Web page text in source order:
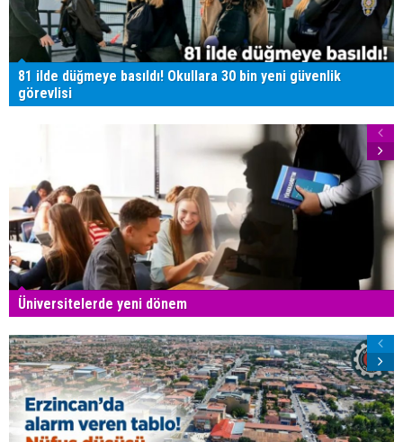
81 ilde düğmeye basıldı! Okullara 30 bin yeni güvenlik
görevlisi
Üniversitelerde yeni dönem